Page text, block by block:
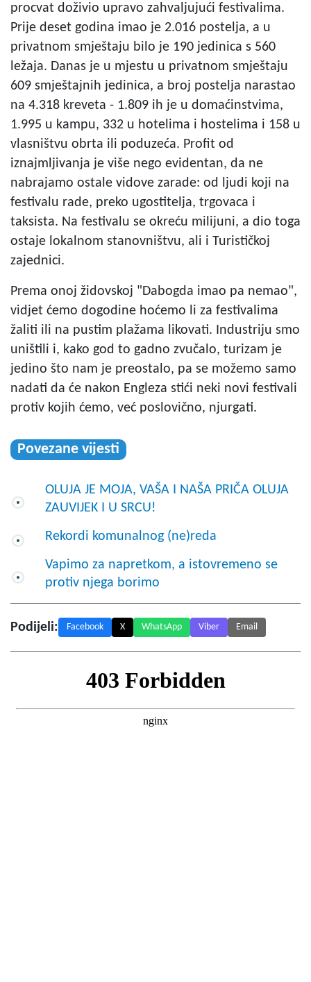
procvat doživio upravo zahvaljujući festivalima.
Prije deset godina imao je 2.016 postelja, a u
privatnom smještaju bilo je 190 jedinica s 560
ležaja. Danas je u mjestu u privatnom smještaju
609 smještajnih jedinica, a broj postelja narastao
na 4.318 kreveta - 1.809 ih je u domaćinstvima,
1.995 u kampu, 332 u hotelima i hostelima i 158 u
vlasništvu obrta ili poduzeća. Profit od
iznajmljivanja je više nego evidentan, da ne
nabrajamo ostale vidove zarade: od ljudi koji na
festivalu rade, preko ugostitelja, trgovaca i
taksista. Na festivalu se okreću milijuni, a dio toga
ostaje lokalnom stanovništvu, ali i Turističkoj
zajednici.
Prema onoj židovskoj "Dabogda imao pa nemao",
vidjet ćemo dogodine hoćemo li za festivalima
žaliti ili na pustim plažama likovati. Industriju smo
uništili i, kako god to gadno zvučalo, turizam je
jedino što nam je preostalo, pa se možemo samo
nadati da će nakon Engleza stići neki novi festivali
protiv kojih ćemo, već poslovično, njurgati.
Povezane vijesti
OLUJA JE MOJA, VAŠA I NAŠA PRIČA OLUJA
ZAUVIJEK I U SRCU!
Rekordi komunalnog (ne)reda
Vapimo za napretkom, a istovremeno se
protiv njega borimo
Podijeli: Facebook X WhatsApp Viber Email